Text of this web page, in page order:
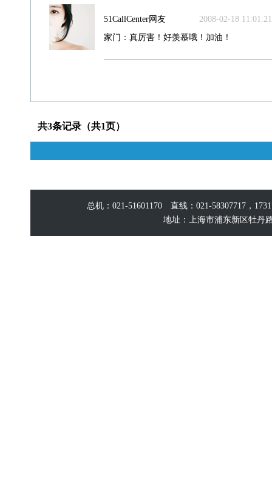
51CallCenter网友
2008-02-18 11:01:21
家门：真厉害！好羡慕哦！加油！
共3条记录（共1页）
总机：021-51601170 直线：021-58307717，
地址：上海市浦东新区牡丹